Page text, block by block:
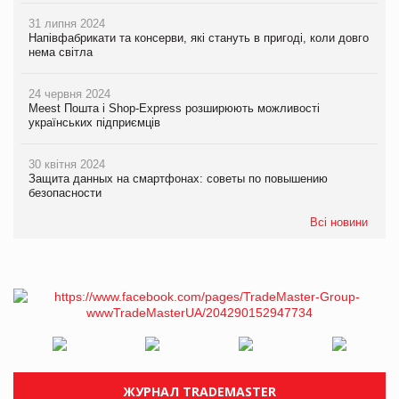
31 липня 2024
Напівфабрикати та консерви, які стануть в пригоді, коли довго
нема світла
24 червня 2024
Meest Пошта і Shop-Express розширюють можливості
українських підприємців
30 квітня 2024
Защита данных на смартфонах: советы по повышению
безопасности
Всі новини
ЖУРНАЛ TRADEMASTER